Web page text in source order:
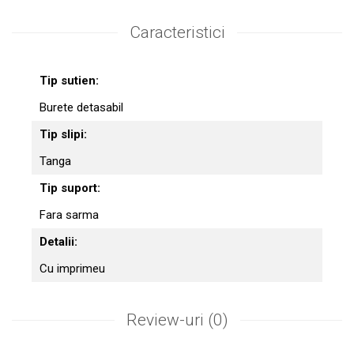
Caracteristici
Tip sutien:
Burete detasabil
Tip slipi:
Tanga
Tip suport:
Fara sarma
Detalii:
Cu imprimeu
Review-uri (0)